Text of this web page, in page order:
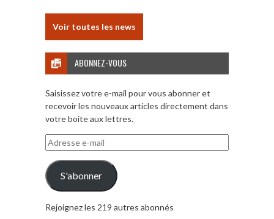
Voir toutes les news
ABONNEZ-VOUS
Saisissez votre e-mail pour vous abonner et
recevoir les nouveaux articles directement dans
votre boite aux lettres.
Adresse
e-
mail
S'abonner
Rejoignez les 219 autres abonnés